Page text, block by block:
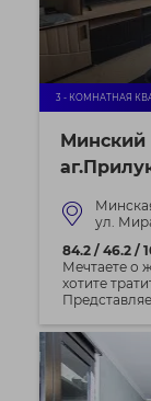
3 - КОМНАТНАЯ
Минский
ул.
84.2 / 46.2 /
Мечтаете о
хотите